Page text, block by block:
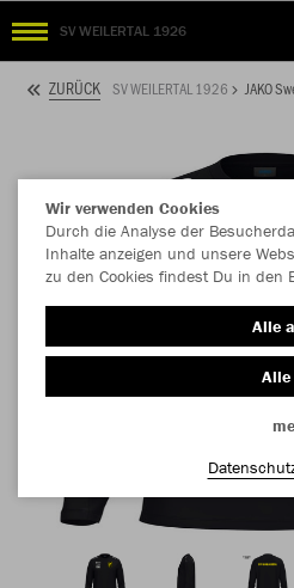
SV WEILERTAL 1926
ZURÜCK SV WEILERTAL 1926 JAKO
Wir verwenden Cookies
Durch die Analyse der
Inhalte anzeigen und unsere
zu den Cookies findest Du in den
Alle
Alle